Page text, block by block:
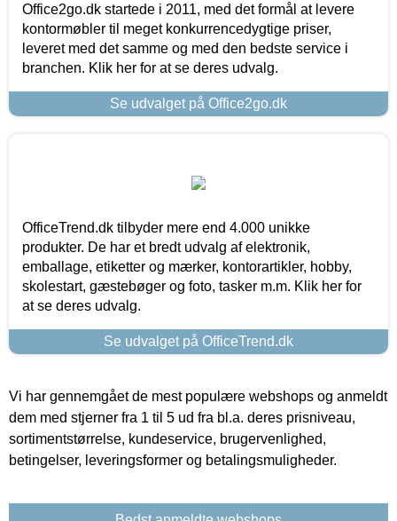
Office2go.dk startede i 2011, med det formål at levere
kontormøbler til meget konkurrencedygtige priser,
leveret med det samme og med den bedste service i
branchen. Klik her for at se deres udvalg.
Se udvalget på Office2go.dk
OfficeTrend.dk tilbyder mere end 4.000 unikke
produkter. De har et bredt udvalg af elektronik,
emballage, etiketter og mærker, kontorartikler, hobby,
skolestart, gæstebøger og foto, tasker m.m. Klik her for
at se deres udvalg.
Se udvalget på OfficeTrend.dk
Vi har gennemgået de mest populære webshops og anmeldt
dem med stjerner fra 1 til 5 ud fra bl.a. deres prisniveau,
sortimentstørrelse, kundeservice, brugervenlighed,
betingelser, leveringsformer og betalingsmuligheder.